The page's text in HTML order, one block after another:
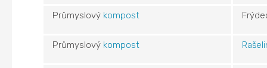
Průmyslový kompost
Průmyslový kompost